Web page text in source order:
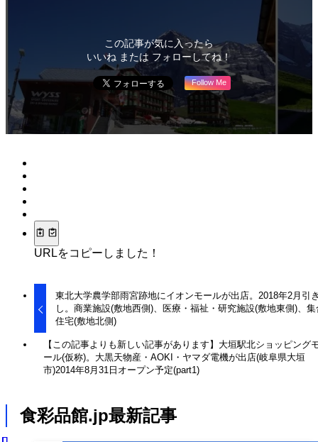
この記事が気に入ったら
いいね または フォローしてね！
Follow Me
URLをコピーしました！
東北大学農学部雨宮跡地にイオンモールが出店。2018年2月引
し。商業施設(敷地西側)、医療・福祉・研究施設(敷地東側)、集
住宅(敷地北側)
【この記事よりも新しい記事があります】大垣駅北ショッピング
ール(仮称)。大黒天物産・AOKI・ヤマダ電機が出店(岐阜県大垣
市)2014年8月31日オープン予定(part1)
食彩品館.jp最新記事